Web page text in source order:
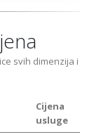
svih dimenzija i
Cijena
usluge